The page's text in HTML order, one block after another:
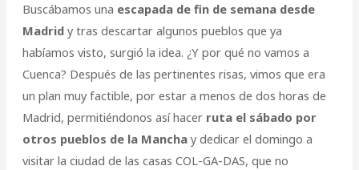
Buscábamos una escapada de fin de semana desde
Madridy tras descartar algunos pueblos que ya
habíamos visto, surgió la idea. ¿Y por qué no vamos a
Cuenca? Después de las pertinentes risas, vimos que era
un plan muy factible, por estar a menos de dos horas de
Madrid, permitiéndonos así hacer ruta el sábado por
otros pueblos de la Manchay dedicar el domingo a
visitar la ciudad de las casas COL-GA-DAS, que no